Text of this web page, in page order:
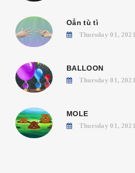
Oẳn tù tì
Thursday 01, 2021
BALLOON
Thursday 01, 2021
MOLE
Thursday 01, 2021